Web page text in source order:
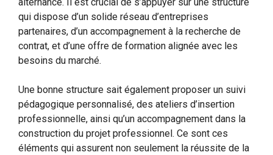
qui dispose d’un solide réseau d’entreprises
partenaires, d’un accompagnement à la recherche de
contrat, et d’une offre de formation alignée avec les
besoins du marché.
Une bonne structure sait également proposer un suivi
pédagogique personnalisé, des ateliers d’insertion
professionnelle, ainsi qu’un accompagnement dans la
construction du projet professionnel. Ce sont ces
éléments qui assurent non seulement la réussite de la